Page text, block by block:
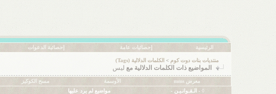
الرئيسية إحصائيات عامة إحصائية الدعوات
منتديات بنات دوت كوم > الكلمات الدلالية (Tags)
المواضيع ذات الكلمات الدلالية مع ليس
معرض mms الأوسمة مسح الكوكيز
◊ - الـقـوانـيـن -
مواضيع لم يرد عليها